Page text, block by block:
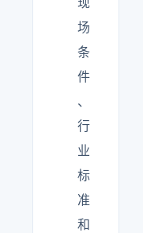
场
条
件
、
行
业
标
准
和